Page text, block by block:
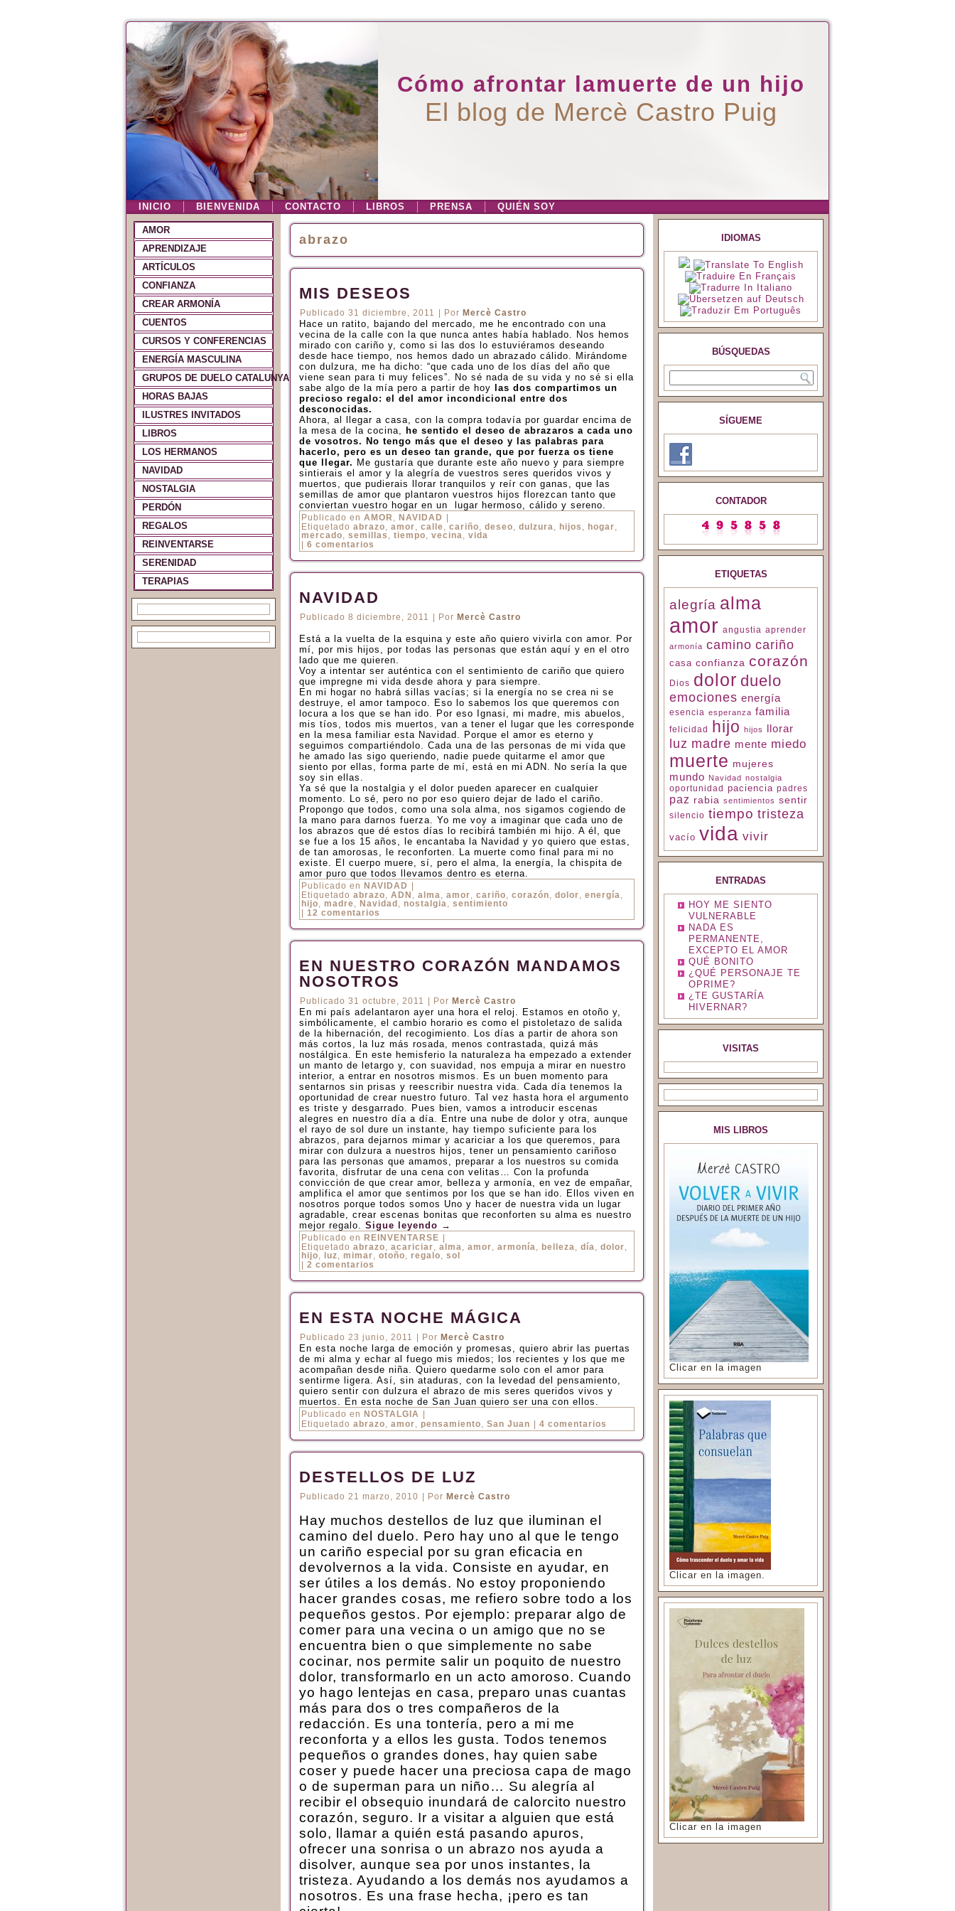
Cómo afrontar lamuerte de un hijo
El blog de Mercè Castro Puig
INICIO BIENVENIDA CONTACTO LIBROS PRENSA QUIÉN SOY
AMOR
APRENDIZAJE
ARTÍCULOS
CONFIANZA
CREAR ARMONÍA
CUENTOS
CURSOS Y CONFERENCIAS
ENERGÍA MASCULINA
GRUPOS DE DUELO CATALUNYA Y ESPAÑA
HORAS BAJAS
ILUSTRES INVITADOS
LIBROS
LOS HERMANOS
NAVIDAD
NOSTALGIA
PERDÓN
REGALOS
REINVENTARSE
SERENIDAD
TERAPIAS
abrazo
MIS DESEOS
Publicado 31 diciembre, 2011 Por Mercè Castro
Hace un ratito, bajando del mercado, me he encontrado con una
vecina de la calle con la que nunca antes había hablado. Nos hemos
mirado con cariño y, como si las dos lo estuviéramos deseando
desde hace tiempo, nos hemos dado un abrazado cálido. Mirándome
con dulzura, me ha dicho: “que cada uno de los días del año que
viene sean para ti muy felices”. No sé nada de su vida y no sé si ella
sabe algo de la mía pero a partir de hoy
las dos compartimos un
precioso regalo: el del amor incondicional entre dos
desconocidas.
Ahora, al llegar a casa, con la compra todavía por guardar encima de
la mesa de la cocina, he sentido el deseo de abrazaros a cada uno
de vosotros. No tengo más que el deseo y las palabras para
hacerlo, pero es un deseo tan grande, que por fuerza os tiene
que llegar. Me gustaría que durante este año nuevo y para siempre
sintierais el amor y la alegría de vuestros seres queridos vivos y
muertos, que pudierais llorar tranquilos y reír con ganas, que las
semillas de amor que plantaron vuestros hijos florezcan tanto que
conviertan vuestro hogar en un lugar hermoso, cálido y sereno.
Publicado en AMOR , NAVIDAD
Etiquetado abrazo, amor, calle, cariño, deseo, dulzura, hijos , hogar,
mercado, semillas , tiempo, vecina, vida
6 comentarios
NAVIDAD
Publicado 8 diciembre, 2011 Por Mercè Castro
Está a la vuelta de la esquina y este año quiero vivirla con amor. Por
mí, por mis hijos, por todas las personas que están aquí y en el otro
lado que me quieren.
Voy a intentar ser auténtica con el sentimiento de cariño que quiero
que impregne mi vida desde ahora y para siempre.
En mi hogar no habrá sillas vacías; si la energía no se crea ni se
destruye, el amor tampoco. Eso lo sabemos los que queremos con
locura a los que se han ido. Por eso Ignasi, mi madre, mis abuelos,
mis tíos, todos mis muertos, van a tener el lugar que les corresponde
en la mesa familiar esta Navidad. Porque el amor es eterno y
seguimos compartiéndolo. Cada una de las personas de mi vida que
he amado las sigo queriendo, nadie puede quitarme el amor que
siento por ellas, forma parte de mí, está en mi ADN. No sería la que
soy sin ellas.
Ya sé que la nostalgia y el dolor pueden aparecer en cualquier
momento. Lo sé, pero no por eso quiero dejar de lado el cariño.
Propongo que todos, como una sola alma, nos sigamos cogiendo de
la mano para darnos fuerza. Yo me voy a imaginar que cada uno de
los abrazos que dé estos días lo recibirá también mi hijo. A él, que
se fue a los 15 años, le encantaba la Navidad y yo quiero que estas,
de tan amorosas, le reconforten. La muerte como final para mi no
existe. El cuerpo muere, sí, pero el alma, la energía, la chispita de
amor puro que todos llevamos dentro es eterna.
Publicado en NAVIDAD
Etiquetado abrazo, ADN , alma, amor, cariño, corazón, dolor, energía,
hijo, madre, Navidad , nostalgia, sentimiento
12 comentarios
EN NUESTRO CORAZÓN MANDAMOS
NOSOTROS
Publicado 31 octubre, 2011 Por Mercè Castro
En mi país adelantaron ayer una hora el reloj. Estamos en otoño y,
simbólicamente, el cambio horario es como el pistoletazo de salida
de la hibernación, del recogimiento. Los días a partir de ahora son
más cortos, la luz más rosada, menos contrastada, quizá más
nostálgica. En este hemisferio la naturaleza ha empezado a extender
un manto de letargo y, con suavidad, nos empuja a mirar en nuestro
interior, a entrar en nosotros mismos. Es un buen momento para
sentarnos sin prisas y reescribir nuestra vida. Cada día tenemos la
oportunidad de crear nuestro futuro. Tal vez hasta hora el argumento
es triste y desgarrado. Pues bien, vamos a introducir escenas
alegres en nuestro día a día. Entre una nube de dolor y otra, aunque
el rayo de sol dure un instante, hay tiempo suficiente para los
abrazos, para dejarnos mimar y acariciar a los que queremos, para
mirar con dulzura a nuestros hijos, tener un pensamiento cariñoso
para las personas que amamos, preparar a los nuestros su comida
favorita, disfrutar de una cena con velitas… Con la profunda
convicción de que crear amor, belleza y armonía, en vez de empañar,
amplifica el amor que sentimos por los que se han ido. Ellos viven en
nosotros porque todos somos Uno y hacer de nuestra vida un lugar
agradable, crear escenas bonitas que reconforten su alma es nuestro
mejor regalo. Sigue leyendo →
Publicado en REINVENTARSE
Etiquetado abrazo, acariciar, alma, amor, armonía, belleza, día, dolor,
hijo, luz, mimar, otoño, regalo, sol
2 comentarios
EN ESTA NOCHE MÁGICA
Publicado 23 junio, 2011 Por Mercè Castro
En esta noche larga de emoción y promesas, quiero abrir las puertas
de mi alma y echar al fuego mis miedos; los recientes y los que me
acompañan desde niña. Quiero quedarme solo con el amor para
sentirme ligera. Así, sin ataduras, con la levedad del pensamiento,
quiero sentir con dulzura el abrazo de mis seres queridos vivos y
muertos. En esta noche de San Juan quiero ser una con ellos.
Publicado en NOSTALGIA
Etiquetado abrazo, amor, pensamiento, San Juan 4 comentarios
DESTELLOS DE LUZ
Publicado 21 marzo, 2010 Por Mercè Castro
Hay muchos destellos de luz que iluminan el
camino del duelo. Pero hay uno al que le tengo
un cariño especial por su gran eficacia en
devolvernos a la vida. Consiste en ayudar, en
ser útiles a los demás. No estoy proponiendo
hacer grandes cosas, me refiero sobre todo a los
pequeños gestos. Por ejemplo: preparar algo de
comer para una vecina o un amigo que no se
encuentra bien o que simplemente no sabe
cocinar, nos permite salir un poquito de nuestro
dolor, transformarlo en un acto amoroso. Cuando
yo hago lentejas en casa, preparo unas cuantas
más para dos o tres compañeros de la
redacción. Es una tontería, pero a mi me
reconforta y a ellos les gusta. Todos tenemos
pequeños o grandes dones, hay quien sabe
coser y puede hacer una preciosa capa de mago
o de superman para un niño… Su alegría al
recibir el obsequio inundará de calorcito nuestro
corazón, seguro. Ir a visitar a alguien que está
solo, llamar a quién está pasando apuros,
ofrecer una sonrisa o un abrazo nos ayuda a
disolver, aunque sea por unos instantes, la
tristeza. Ayudando a los demás nos ayudamos a
nosotros. Es una frase hecha, ¡pero es tan
IDIOMAS
BÚSQUEDAS
SÍGUEME
CONTADOR
ETIQUETAS
alegría alma
amor angustia aprender
armonía camino cariño
casa confianza corazón
Dios dolor duelo
emociones energía
esencia esperanza familia
felicidad hijo hijos llorar
luz madre mente miedo
muerte mujeres
mundo Navidad nostalgia
oportunidad
paciencia padres
paz rabia sentimientos sentir
silencio tiempo tristeza
vacío vida vivir
ENTRADAS
HOY ME SIENTO
VULNERABLE
NADA ES
PERMANENTE,
EXCEPTO EL AMOR
QUÉ BONITO
¿QUÉ PERSONAJE TE
OPRIME?
¿TE GUSTARÍA
HIVERNAR?
VISITAS
MIS LIBROS
Clicar en la imagen
Clicar en la imagen.
Clicar en la imagen